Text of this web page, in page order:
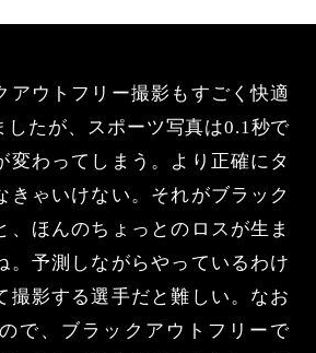
アウトフリー撮影もすごく快適
したが、スポーツ写真は0.1秒で
変わってしまう。より正確にタ
きゃいけない。それがブラック
、ほんのちょっとのロスが生ま
。予測しながらやっているわけ
撮影する選手だと難しい。なお
で、ブラックアウトフリーで